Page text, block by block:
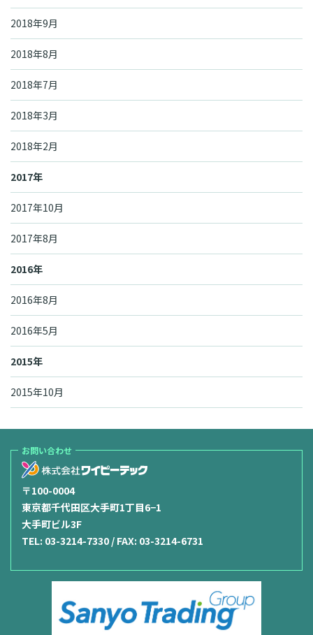
2018年9月
2018年8月
2018年7月
2018年3月
2018年2月
2017年
2017年10月
2017年8月
2016年
2016年8月
2016年5月
2015年
2015年10月
お問い合わせ
〒100-0004
東京都千代田区大手町1丁目6−1
大手町ビル3F
TEL: 03-3214-7330 / FAX: 03-3214-6731